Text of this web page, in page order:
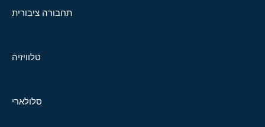
תחבורה ציבורית
טלוויזיה
סלולארי